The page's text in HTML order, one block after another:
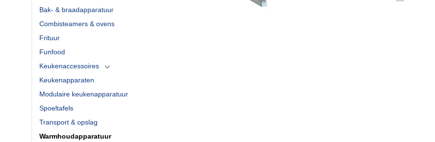
Bak- & braadapparatuur
Combisteamers & ovens
Frituur
Funfood
Keukenaccessoires
Keukenapparaten
Modulaire keukenapparatuur
Spoeltafels
Transport & opslag
Warmhoudapparatuur